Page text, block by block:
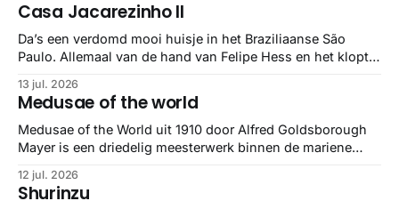
stuk netter getrokken, maar op deze manier vind ik ze er
minstens
Casa Jacarezinho II
Da’s een verdomd mooi huisje in het Braziliaanse São
Paulo. Allemaal van de hand van Felipe Hess en het klopt
13 jul. 2026
Medusae of the world
Medusae of the World uit 1910 door Alfred Goldsborough
Mayer is een driedelig meesterwerk binnen de mariene
gedetailleerd overzicht van kwallensoorten en hun
taxonomie. Het boek staat bekend om de combinatie van
12 jul. 2026
Shurinzu